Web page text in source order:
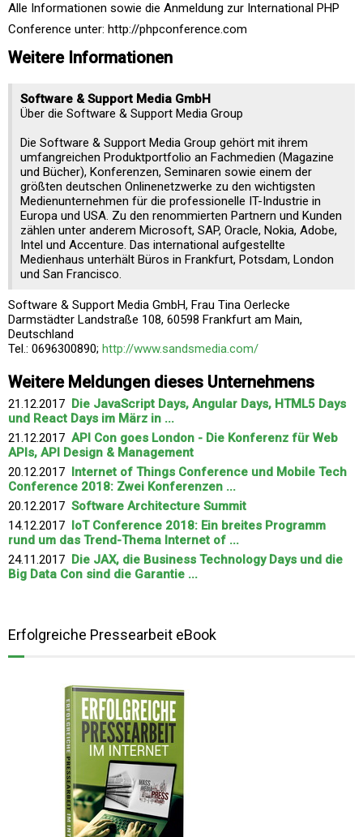
Alle Informationen sowie die Anmeldung zur International PHP
Conference unter: http://phpconference.com
Weitere Informationen
Software & Support Media GmbH
Über die Software & Support Media Group
Die Software & Support Media Group gehört mit ihrem
umfangreichen Produktportfolio an Fachmedien (Magazine
und Bücher), Konferenzen, Seminaren sowie einem der
größten deutschen Onlinenetzwerke zu den wichtigsten
Medienunternehmen für die professionelle IT-Industrie in
Europa und USA. Zu den renommierten Partnern und Kunden
zählen unter anderem Microsoft, SAP, Oracle, Nokia, Adobe,
Intel und Accenture. Das international aufgestellte
Medienhaus unterhält Büros in Frankfurt, Potsdam, London
und San Francisco.
Software & Support Media GmbH, Frau Tina Oerlecke
Darmstädter Landstraße 108, 60598 Frankfurt am Main,
Deutschland
Tel.: 0696300890; http://www.sandsmedia.com/
Weitere Meldungen dieses Unternehmens
21.12.2017 Die JavaScript Days, Angular Days, HTML5 Days
und React Days im März in ...
21.12.2017 API Con goes London - Die Konferenz für Web
APIs, API Design & Management
20.12.2017 Internet of Things Conference und Mobile Tech
Conference 2018: Zwei Konferenzen ...
20.12.2017 Software Architecture Summit
14.12.2017 IoT Conference 2018: Ein breites Programm
rund um das Trend-Thema Internet of ...
24.11.2017 Die JAX, die Business Technology Days und die
Big Data Con sind die Garantie ...
Erfolgreiche Pressearbeit eBook